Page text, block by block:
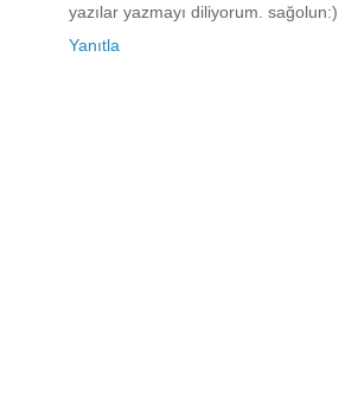
yazılar yazmayı diliyorum. sağolun:)
Yanıtla